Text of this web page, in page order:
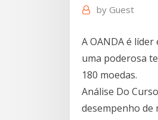
by Guest
A OANDA é
uma poderosa
180 moedas.
Análise Do
desempenho de